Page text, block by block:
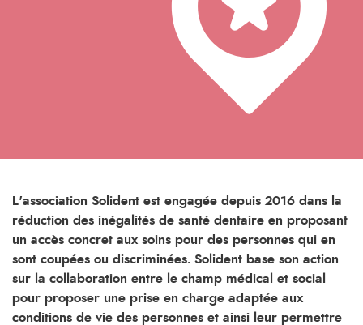
L'association Solident est engagée depuis 2016 dans la
réduction des inégalités de santé dentaire en proposant
un accès concret aux soins pour des personnes qui en
sont coupées ou discriminées. Solident base son action
sur la collaboration entre le champ médical et social
pour proposer une prise en charge adaptée aux
conditions de vie des personnes et ainsi leur permettre